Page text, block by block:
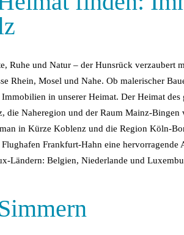
Ruhe und Natur – der Hunsrück
Rhein, Mosel und Nahe. Ob malerischer
in unserer Heimat. Der Heimat
Naheregion und der Raum Mainz-
in Kürze Koblenz und die Region Köln-
Frankfurt-Hahn eine
Ländern: Belgien, Niederlande und